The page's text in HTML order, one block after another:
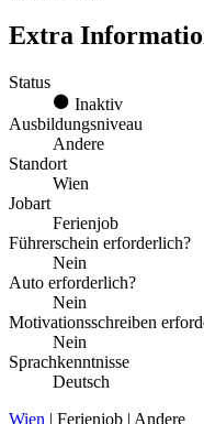
Extra
Status
Inaktiv
Ausbildungsniveau
Andere
Standort
Wien
Jobart
Ferienjob
Führerschein erforderlich?
Nein
Auto erforderlich?
Nein
Motivationsschreiben
Nein
Sprachkenntnisse
Deutsch
Wien | Ferienjob | Andere